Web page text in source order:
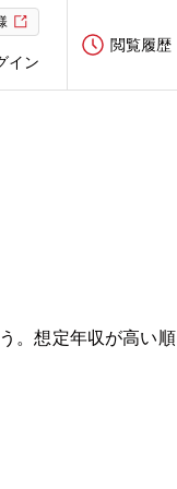
イン
閲覧履歴
。想定年収が高い順